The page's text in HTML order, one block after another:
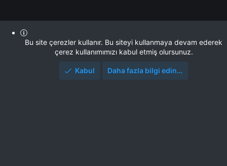
Bu site çerezler kullanır. Bu siteyi kullanmaya devam ederek
çerez kullanımımızı kabul etmiş olursunuz.
Kabul Daha fazla bilgi edin…